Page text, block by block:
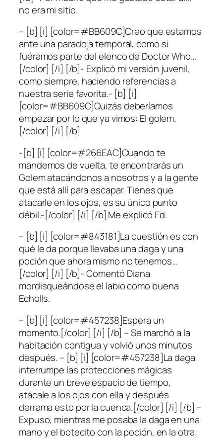
no era mi sitio.
– [b] [i] [color=#BB609C]Creo que estamos
ante una paradoja temporal, como si
fuéramos parte del elenco de Doctor Who…
[/color] [/i] [/b]- Explicó mi versión juvenil,
como siempre, haciendo referencias a
nuestra serie favorita.- [b] [i]
[color=#BB609C]Quizás deberíamos
empezar por lo que ya vimos: El golem.
[/color] [/i] [/b]
-[b] [i] [color=#266EAC]Cuando te
mandemos de vuelta, te encontrarás un
Golem atacándonos a nosotros y a la gente
que está allí para escapar. Tienes que
atacarle en los ojos, es su único punto
débil.-[/color] [/i] [/b] Me explicó Ed.
– [b] [i] [color=#843181]La cuestión es con
qué le da porque llevaba una daga y una
poción que ahora mismo no tenemos…
[/color] [/i] [/b]- Comentó Diana
mordisqueándose el labio como buena
Echolls.
– [b] [i] [color=#457238]Espera un
momento.[/color] [/i] [/b] – Se marchó a la
habitación contigua y volvió unos minutos
después. – [b] [i] [color=#457238]La daga
interrumpe las protecciones mágicas
durante un breve espacio de tiempo,
atácale a los ojos con ella y después
derrama esto por la cuenca.[/color] [/i] [/b] –
Expuso, mientras me posaba la daga en una
mano y el botecito con la poción, en la otra.